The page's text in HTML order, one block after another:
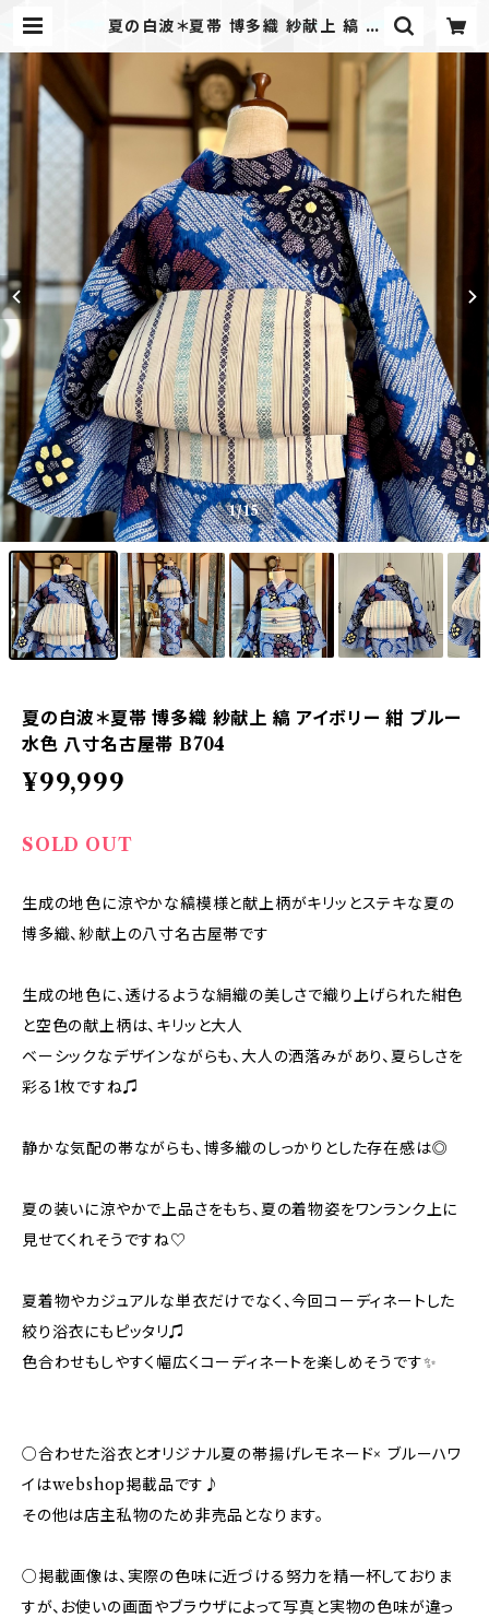
夏の白波＊夏帯 博多織 紗献上 縞 ア
帯 B704 | kimono tento
1/15
夏の白波＊夏帯 博多織 紗献上 縞 アイボリー 紺 ブルー
水色 八寸名古屋帯 B704
¥99,999
SOLD OUT
生成の地色に涼やかな縞模様と献上柄がキリッとステキな夏の
博多織、紗献上の八寸名古屋帯です
生成の地色に、透けるような絹織の美しさで織り上げられた紺色
と空色の献上柄は、キリッと大人
ベーシックなデザインながらも、大人の洒落みがあり、夏らしさを
彩る1枚ですね♫
静かな気配の帯ながらも、博多織のしっかりとした存在感は◎
夏の装いに涼やかで上品さをもち、夏の着物姿をワンランク上に
見せてくれそうですね♡
夏着物やカジュアルな単衣だけでなく、今回コーディネートした
絞り浴衣にもピッタリ♫
色合わせもしやすく幅広くコーディネートを楽しめそうです✨
○合わせた浴衣とオリジナル夏の帯揚げレモネード× ブルーハワ
イはwebshop掲載品です♪
その他は店主私物のため非売品となります。
○掲載画像は、実際の色味に近づける努力を精一杯しておりま
すが、お使いの画面やブラウザによって写真と実物の色味が違っ